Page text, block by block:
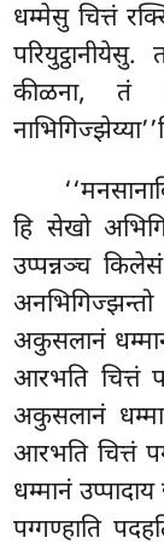
धम्मेसु चित्तं
परियुट्ठानीयेसु.
कीळना, तं
हि सेखो
उप्पन्नञ्च
अकुसलानं
आरभति चित्तं
अकुसलानं
आरभति चित्तं
धम्मानं
पग्गण्हाति